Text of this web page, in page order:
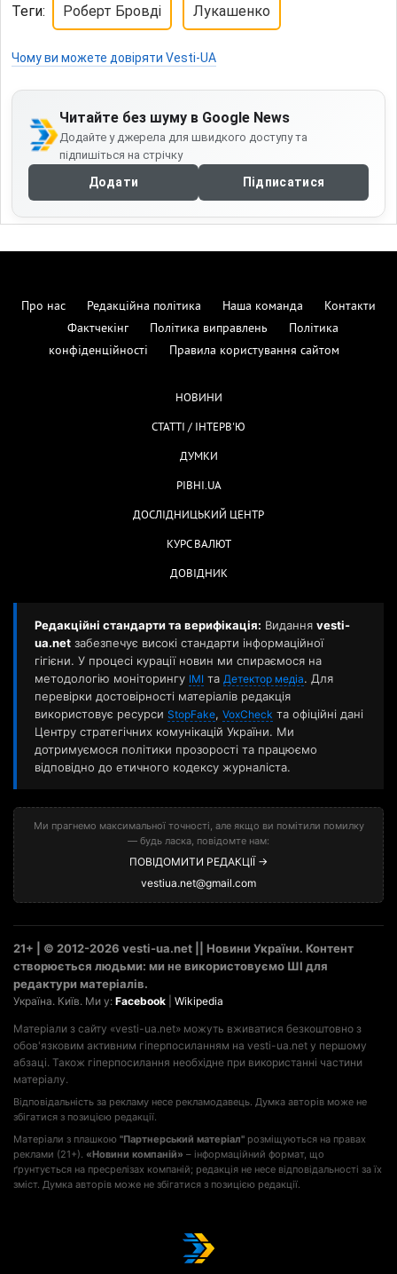
Теги: Роберт Бровді Лукашенко
Чому ви можете довіряти Vesti-UA
Читайте без шуму в Google News
Додайте у джерела для швидкого доступу та
підпишіться на стрічку
Додати Підписатися
Про нас Редакційна політика Наша команда
Контакти
Фактчекінг
Політика виправлень
Політика
конфіденційності
Правила користування сайтом
НОВИНИ
СТАТТІ / ІНТЕРВ'Ю
ДУМКИ
РІВНІ.UA
ДОСЛІДНИЦЬКИЙ ЦЕНТР
КУРС ВАЛЮТ
ДОВІДНИК
Редакційні стандарти та верифікація: Видання vesti-
ua.net забезпечує високі стандарти інформаційної
гігієни. У процесі курації новин ми спираємося на
методологію моніторингу ІМІ та Детектор медіа. Для
перевірки достовірності матеріалів редакція
використовує ресурси StopFake, VoxCheck та офіційні дані
Центру стратегічних комунікацій України. Ми
дотримуємося політики прозорості та працюємо
відповідно до етичного кодексу журналіста.
Ми прагнемо максимальної точності, але якщо ви помітили помилку
— будь ласка, повідомте нам:
ПОВІДОМИТИ РЕДАКЦІЇ →
vestiua.net@gmail.com
21+ | © 2012-2026 vesti-ua.net || Новини України. Контент
створюється людьми: ми не використовуємо ШІ для
редактури матеріалів.
Україна. Київ. Ми у: Facebook Wikipedia
Матеріали з сайту «vesti-ua.net» можуть вживатися безкоштовно з
обов'язковим активним гіперпосиланням на vesti-ua.net у першому
абзаці. Також гіперпосилання необхідне при використанні частини
матеріалу.
Відповідальність за рекламу несе рекламодавець. Думка авторів може не
збігатися з позицією редакції.
Матеріали з плашкою "Партнерський матеріал" розміщуються на правах
реклами (21+). «Новини компаній» – інформаційний формат, що
ґрунтується на пресрелізах компаній; редакція не несе відповідальності за їх
зміст. Думка авторів може не збігатися з позицією редакції.